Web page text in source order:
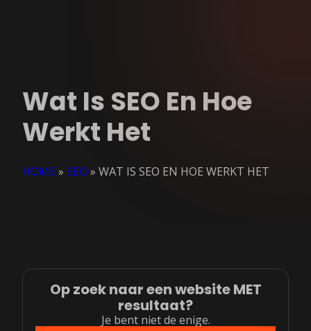
Wat Is SEO En Hoe
Werkt Het
HOME» SEO » WAT IS SEO EN HOE WERKT HET
Op zoek naar een website MET
resultaat?
Je bent niet de enige.